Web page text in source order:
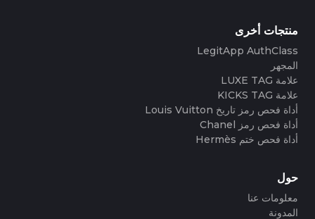
منتجات أخرى
LegitApp AuthClass
المجهر
علامة LUXE TAG
علامة KICKS TAG
أداة فحص رمز تاريخ Louis Vuitton
أداة فحص رمز Chanel
أداة فحص ختم Hermès
حول
معلومات عنا
المدونة